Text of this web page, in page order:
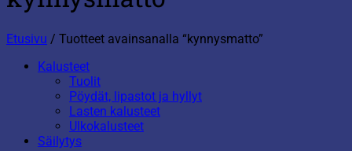
Etusivu / Tuotteet avainsanalla “kynnysmatto”
Kalusteet
Tuolit
Pöydät, lipastot ja hyllyt
Lasten kalusteet
Ulkokalusteet
Säilytys